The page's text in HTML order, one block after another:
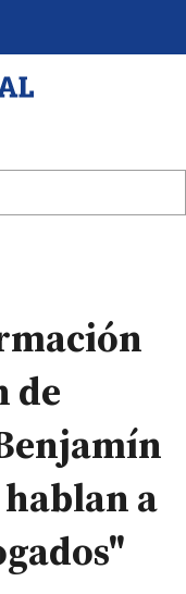
de
a